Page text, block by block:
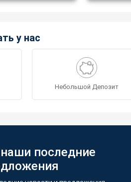
у нас
Небольшой Депозит
последние